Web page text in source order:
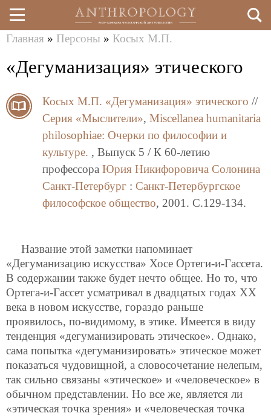
Перейти
к
содержанию
здесь
Главная » Персоны » Косых М.П.
«Дегуманизация» этического
Косых М.П. «Дегуманизация» этического //
Серия «Мыслители», Miscellanea humanitaria
philosоphiae: Очерки по философии и
культуре. , Выпуск 5 / К 60-летию
профессора Юрия Никифоровича Солонина
Санкт-Петербург : Санкт-Петербургское
философское общество, 2001. C.129-134.
Название этой заметки напоминает
«Дегуманизацию искусства» Хосе Ортеги-и-Гассета.
В содержании также будет нечто общее. Но то, что
Ортега-и-Гассет усматривал в двадцатых годах ХХ
века в новом искусстве, гораздо раньше
проявилось, по-видимому, в этике. Имеется в виду
тенденция «дегуманизировать этическое». Однако,
сама попытка «дегуманизировать» этическое может
показаться чудовищной, а словосочетание нелепым,
так сильно связаны «этическое» и «человеческое» в
обычном представлении. Но все же, является ли
«этическая точка зрения» и «человеческая точка